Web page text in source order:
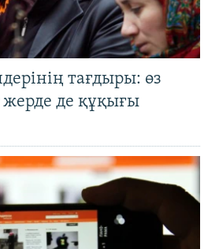
тағдыры: өз
жерде де құқығы